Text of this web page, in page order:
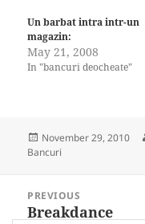
Un barbat intra intr-un
magazin:
May 21, 2008
In "bancuri deocheate"
Posted
on
November 29, 2010
Bancuri
navigation
PREVIOUS
Previous
Breakdance